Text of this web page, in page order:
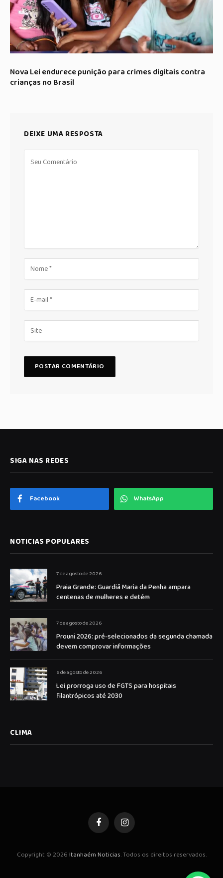
Nova Lei endurece punição para crimes digitais contra
crianças no Brasil
DEIXE UMA RESPOSTA
SIGA NAS REDES
Facebook WhatsApp
NOTICIAS POPULARES
7 de agosto de 2026
Praia Grande: Guardiã Maria da Penha ampara
centenas de mulheres e detém
7 de agosto de 2026
Prouni 2026: pré-selecionados da segunda chamada
devem comprovar informações
6 de agosto de 2026
Lei prorroga uso de FGTS para hospitais
filantrópicos até 2030
CLIMA
FacebookInstagram
Copyright © 2026Itanhaém Noticias. Todos os direitos reservados.